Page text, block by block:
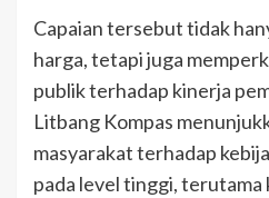
Capaian tersebut tidak
harga, tetapi juga
publik terhadap kinerja
Litbang Kompas
masyarakat terhadap
pada level tinggi, terutama